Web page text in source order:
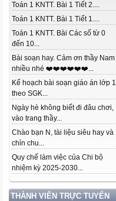
Toán 1 KNTT. Bài 1 Tiết 2....
Toán 1 KNTT. Bài 1 Tiết 1....
Toán 1 KNTT. Bài Các số từ 0
đến 10...
Bài soạn hay. Cảm ơn thầy Nam
nhiều nhé ❤️❤️❤️❤️❤️❤️...
Kế hoạch bài soạn giáo án lớp 1
theo SGK...
Ngày hè không biết đi đâu chơi,
vào trang thầy...
Chào bạn N, tài liệu siêu hay và
chỉn chu...
Quy chế làm việc của Chi bộ
nhiệm kỳ 2025-2030...
THÀNH VIÊN TRỰC TUYẾN